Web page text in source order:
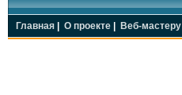
Главная О проекте Веб-мастеру